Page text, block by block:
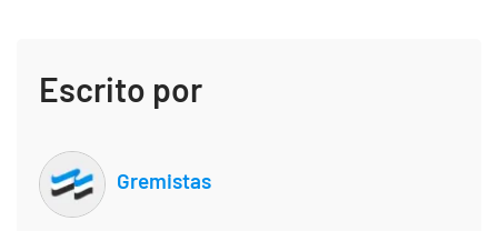
Escrito por
Gremistas